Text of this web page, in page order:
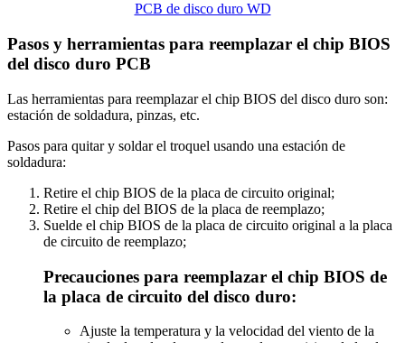
Pasos y herramientas para reemplazar el chip BIOS
del disco duro PCB
Las herramientas para reemplazar el chip BIOS del disco duro son:
estación de soldadura, pinzas, etc.
Pasos para quitar y soldar el troquel usando una estación de
soldadura:
Retire el chip BIOS de la placa de circuito original;
Retire el chip del BIOS de la placa de reemplazo;
Suelde el chip BIOS de la placa de circuito original a la placa
de circuito de reemplazo;
Precauciones para reemplazar el chip BIOS de
la placa de circuito del disco duro:
Ajuste la temperatura y la velocidad del viento de la